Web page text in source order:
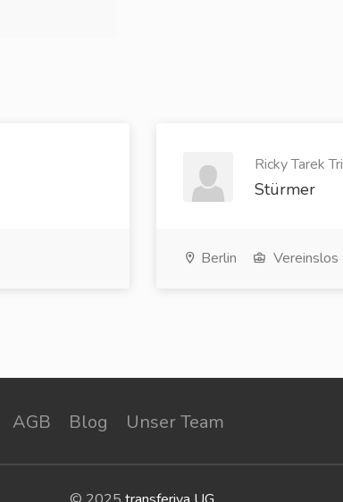
Ricky Tarek
Stürmer
Berlin Vereinslos
AGB Blog Unser Team